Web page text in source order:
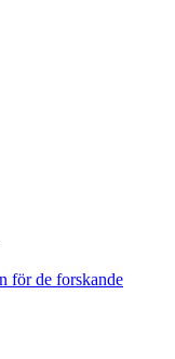
för de forskande